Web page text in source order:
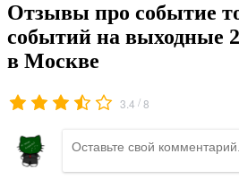
Отзывы про событие
событий на выходные
в Москве
3.4 /8